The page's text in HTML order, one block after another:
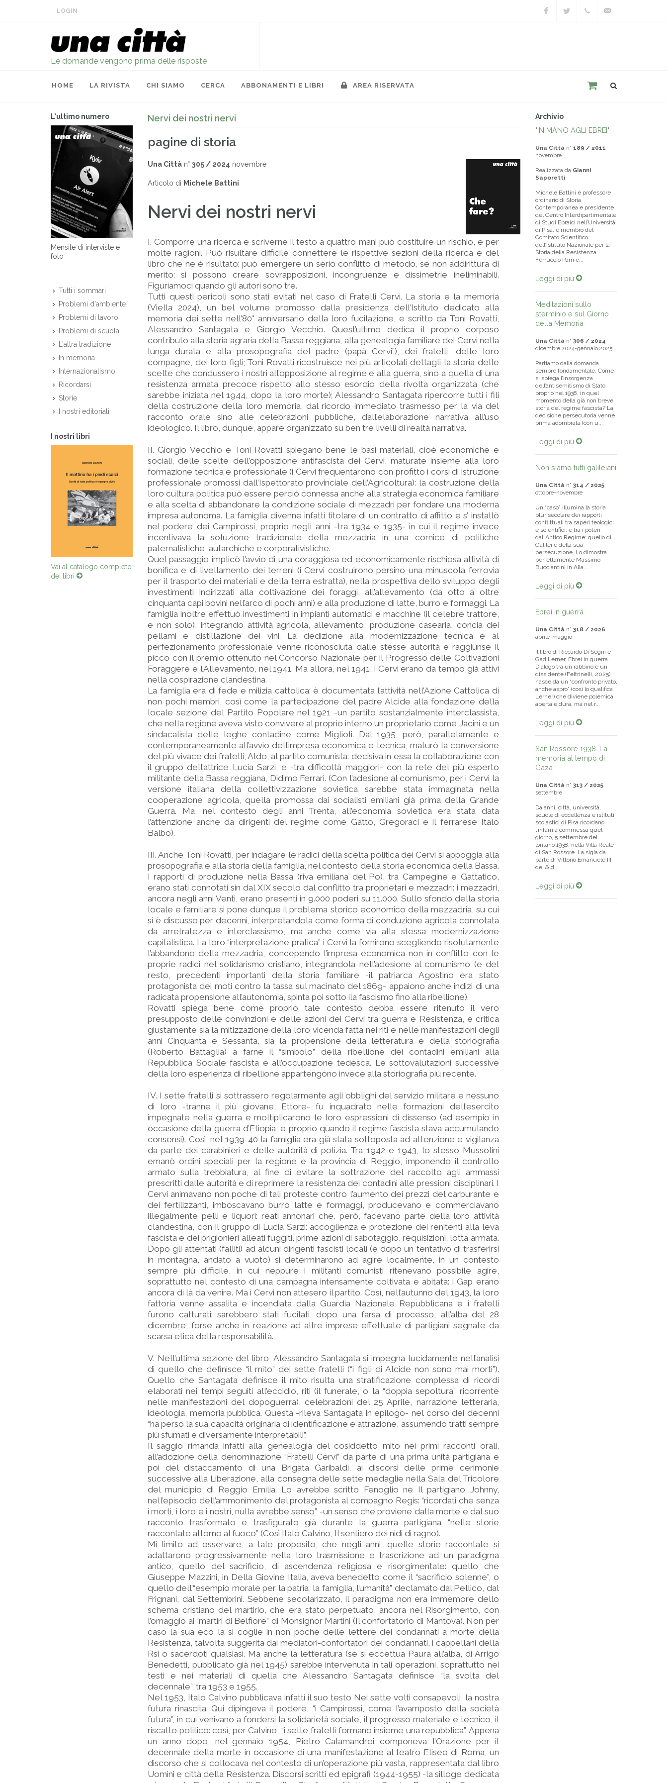
LOGIN
Le domande vengono prima delle risposte
HOME LA RIVISTA CHI SIAMO CERCA ABBONAMENTI E LIBRI AREA RISERVATA
L'ultimo numero
Mensile di interviste e
foto
Tutti i sommari
Problemi d'ambiente
Problemi di lavoro
Problemi di scuola
L'altra tradizione
In memoria
Internazionalismo
Ricordarsi
Storie
I nostri editoriali
I nostri libri
Vai al catalogo completo
dei libri
Nervi dei nostri nervi
pagine di storia
Una Città n° 305 / 2024 novembre
Articolo di Michele Battini
Nervi dei nostri nervi
I. Comporre una ricerca e scriverne il testo a quattro mani può costituire un rischio, e per
molte ragioni. Può risultare difficile connettere le rispettive sezioni della ricerca e del
libro che ne è risultato; può emergere un serio conflitto di metodo, se non addirittura di
merito; si possono creare sovrapposizioni, incongruenze e dissimetrie ineliminabili.
Figuriamoci quando gli autori sono tre.
Tutti questi pericoli sono stati evitati nel caso di Fratelli Cervi. La storia e la memoria
(Viella 2024), un bel volume promosso dalla presidenza dell’Istituto dedicato alla
memoria dei sette nell’80° anniversario della loro fucilazione, e scritto da Toni Rovatti,
Alessandro Santagata e Giorgio Vecchio. Quest’ultimo dedica il proprio corposo
contributo alla storia agraria della Bassa reggiana, alla genealogia familiare dei Cervi nella
lunga durata e alla prosopografia del padre (papà Cervi”), dei fratelli, delle loro
compagne, dei loro figli; Toni Rovatti ricostruisce nei più articolati dettagli la storia delle
scelte che condussero i nostri all’opposizione al regime e alla guerra, sino a quella di una
resistenza armata precoce rispetto allo stesso esordio della rivolta organizzata (che
sarebbe iniziata nel 1944, dopo la loro morte); Alessandro Santagata ripercorre tutti i fili
della costruzione della loro memoria, dal ricordo immediato trasmesso per la via del
racconto orale sino alle celebrazioni pubbliche, dall’elaborazione narrativa all’uso
ideologico. Il libro, dunque, appare organizzato su ben tre livelli di realtà narrativa.
II. Giorgio Vecchio e Toni Rovatti spiegano bene le basi materiali, cioè economiche e
sociali, delle scelte dell’opposizione antifascista dei Cervi, maturate insieme alla loro
formazione tecnica e professionale (i Cervi frequentarono con profitto i corsi di istruzione
professionale promossi dall’Ispettorato provinciale dell’Agricoltura): la costruzione della
loro cultura politica può essere perciò connessa anche alla strategia economica familiare
e alla scelta di abbandonare la condizione sociale di mezzadri per fondare una moderna
impresa autonoma. La famiglia divenne infatti titolare di un contratto di affitto e s’ installò
nel podere dei Campirossi, proprio negli anni -tra 1934 e 1935- in cui il regime invece
incentivava la soluzione tradizionale della mezzadria in una cornice di politiche
paternalistiche, autarchiche e corporativistiche.
Quel passaggio implicò l’avvio di una coraggiosa ed economicamente rischiosa attività di
bonifica e di livellamento dei terreni (i Cervi costruirono persino una minuscola ferrovia
per il trasporto dei materiali e della terra estratta), nella prospettiva dello sviluppo degli
investimenti indirizzati alla coltivazione dei foraggi, all’allevamento (da otto a oltre
cinquanta capi bovini nell’arco di pochi anni) e alla produzione di latte, burro e formaggi. La
famiglia inoltre effettuò investimenti in impianti automatici e macchine (il celebre trattore,
e non solo), integrando attività agricola, allevamento, produzione casearia, concia dei
pellami e distillazione dei vini. La dedizione alla modernizzazione tecnica e al
perfezionamento professionale venne riconosciuta dalle stesse autorità e raggiunse il
picco con il premio ottenuto nel Concorso Nazionale per il Progresso delle Coltivazioni
Foraggere e l’Allevamento, nel 1941. Ma allora, nel 1941, i Cervi erano da tempo già attivi
nella cospirazione clandestina.
La famiglia era di fede e milizia cattolica: è documentata l’attività nell’Azione Cattolica di
non pochi membri, così come la partecipazione del padre Alcide alla fondazione della
locale sezione del Partito Popolare nel 1921 -un partito sostanzialmente interclassista,
che nella regione aveva visto convivere al proprio interno un proprietario come Jacini e un
sindacalista delle leghe contadine come Miglioli. Dal 1935, però, parallelamente e
contemporaneamente all’avvio dell’impresa economica e tecnica, maturò la conversione
del più vivace dei fratelli, Aldo, al partito comunista: decisiva in essa la collaborazione con
il gruppo dell’attrice Lucia Sarzi, e -tra difficoltà maggiori- con la rete del più esperto
militante della Bassa reggiana, Didimo Ferrari. (Con l’adesione al comunismo, per i Cervi la
versione italiana della collettivizzazione sovietica sarebbe stata immaginata nella
cooperazione agricola, quella promossa dai socialisti emiliani già prima della Grande
Guerra. Ma, nel contesto degli anni Trenta, all’economia sovietica era stata data
l’attenzione anche da dirigenti del regime come Gatto, Gregoraci e il ferrarese Italo
Balbo).
III. Anche Toni Rovatti, per indagare le radici della scelta politica dei Cervi si appoggia alla
prosopografia e alla storia della famiglia, nel contesto della storia economica della Bassa.
I rapporti di produzione nella Bassa (riva emiliana del Po), tra Campegine e Gattatico,
erano stati connotati sin dal XIX secolo dal conflitto tra proprietari e mezzadri: i mezzadri,
ancora negli anni Venti, erano presenti in 9.000 poderi su 11.000. Sullo sfondo della storia
locale e familiare si pone dunque il problema storico economico della mezzadria, su cui
si è discusso per decenni, interpretandola come forma di conduzione agricola connotata
da arretratezza e interclassismo, ma anche come via alla stessa modernizzazione
capitalistica. La loro “interpretazione pratica” i Cervi la fornirono scegliendo risolutamente
l’abbandono della mezzadria, concependo l’impresa economica non in conflitto con le
proprie radici nel solidarismo cristiano, integrandola nell’adesione al comunismo (e del
resto, precedenti importanti della storia familiare -il patriarca Agostino era stato
protagonista dei moti contro la tassa sul macinato del 1869- appaiono anche indizi di una
radicata propensione all’autonomia, spinta poi sotto ila fascismo fino alla ribellione).
Rovatti spiega bene come proprio tale contesto debba essere ritenuto il vero
presupposto delle convinzioni e delle azioni dei Cervi tra guerra e Resistenza, e critica
giustamente sia la mitizzazione della loro vicenda fatta nei riti e nelle manifestazioni degli
anni Cinquanta e Sessanta, sia la propensione della letteratura e della storiografia
(Roberto Battaglia) a farne il “simbolo” della ribellione dei contadini emiliani alla
Repubblica Sociale fascista e all’occupazione tedesca. Le sottovalutazioni successive
della loro esperienza di ribellione appartengono invece alla storiografia più recente.
IV. I sette fratelli si sottrassero regolarmente agli obblighi del servizio militare e nessuno
di loro -tranne il più giovane, Ettore- fu inquadrato nelle formazioni dell’esercito
impegnate nella guerra e moltiplicarono le loro espressioni di dissenso (ad esempio in
occasione della guerra d’Etiopia, e proprio quando il regime fascista stava accumulando
consensi). Così, nel 1939-40 la famiglia era già stata sottoposta ad attenzione e vigilanza
da parte dei carabinieri e delle autorità di polizia. Tra 1942 e 1943, lo stesso Mussolini
emanò ordini speciali per la regione e la provincia di Reggio, imponendo il controllo
armato sulla trebbiatura, al fine di evitare la sottrazione del raccolto agli ammassi
prescritti dalle autorità e di reprimere la resistenza dei contadini alle pressioni disciplinari. I
Cervi animavano non poche di tali proteste contro l’aumento dei prezzi del carburante e
dei fertilizzanti, imboscavano burro latte e formaggi, producevano e commerciavano
illegalmente pelli e liquori: reati annonari che, però, facevano parte della loro attività
clandestina, con il gruppo di Lucia Sarzi: accoglienza e protezione dei renitenti alla leva
fascista e dei prigionieri alleati fuggiti, prime azioni di sabotaggio, requisizioni, lotta armata.
Dopo gli attentati (falliti) ad alcuni dirigenti fascisti locali (e dopo un tentativo di trasferirsi
in montagna, andato a vuoto) si determinarono ad agire localmente, in un contesto
sempre più difficile, in cui neppure i militanti comunisti ritenevano possibile agire,
soprattutto nel contesto di una campagna intensamente coltivata e abitata: i Gap erano
ancora di là da venire. Ma i Cervi non attesero il partito. Così, nell’autunno del 1943, la loro
fattoria venne assalita e incendiata dalla Guardia Nazionale Repubblicana e i fratelli
furono catturati: sarebbero stati fucilati, dopo una farsa di processo, all’alba del 28
dicembre, forse anche in reazione ad altre imprese effettuate di partigiani segnate da
scarsa etica della responsabilità.
V. Nell’ultima sezione del libro, Alessandro Santagata si impegna lucidamente nell’analisi
di quello che definisce “il mito” dei sette fratelli (“i figli di Alcide non sono mai morti”).
Quello che Santagata definisce il mito risulta una stratificazione complessa di ricordi
elaborati nei tempi seguiti all’eccidio, riti (il funerale, o la “doppia sepoltura” ricorrente
nelle manifestazioni del dopoguerra), celebrazioni del 25 Aprile, narrazione letteraria,
ideologia, memoria pubblica. Questa -rileva Santagata in epilogo- nel corso dei decenni
“ha perso la sua capacità originaria di identificazione e attrazione, assumendo tratti sempre
più sfumati e diversamente interpretabili”.
Il saggio rimanda infatti alla genealogia del cosiddetto mito nei primi racconti orali,
all’adozione della denominazione “Fratelli Cervi” da parte di una prima unità partigiana e
poi del distaccamento di una Brigata Garibaldi, ai discorsi delle prime cerimonie
successive alla Liberazione, alla consegna delle sette medaglie nella Sala del Tricolore
del municipio di Reggio Emilia. Lo avrebbe scritto Fenoglio ne Il partigiano Johnny,
nell’episodio dell’ammonimento del protagonista al compagno Regis: “ricordati che senza
i morti, i loro e i nostri, nulla avrebbe senso” -un senso che proviene dalla morte e dal suo
racconto trasformato e trasfigurato già durante la guerra partigiana “nelle storie
raccontate attorno al fuoco” (Così Italo Calvino, Il sentiero dei nidi di ragno).
Mi limito ad osservare, a tale proposito, che negli anni, quelle storie raccontate si
adattarono progressivamente nella loro trasmissione e trascrizione ad un paradigma
antico, quello del sacrificio, di ascendenza religiosa e risorgimentale: quello che
Giuseppe Mazzini, in Della Giovine Italia, aveva benedetto come il “sacrificio solenne”, o
quello dell’“esempio morale per la patria, la famiglia, l’umanità” declamato dal Pellico, dal
Frignani, dal Settembrini. Sebbene secolarizzato, il paradigma non era immemore dello
schema cristiano del martirio, che era stato perpetuato, ancora nel Risorgimento, con
l’omaggio ai “martiri di Belfiore” di Monsignor Martini (Il confortatorio di Mantova). Non per
caso la sua eco la si coglie in non poche delle lettere dei condannati a morte della
Resistenza, talvolta suggerita dai mediatori-confortatori dei condannati, i cappellani della
Rsi o sacerdoti qualsiasi. Ma anche la letteratura (se si eccettua Paura all’alba, di Arrigo
Benedetti, pubblicato già nel 1945) sarebbe intervenuta in tali operazioni, soprattutto nei
testi e nei materiali di quella che Alessandro Santagata definisce “la svolta del
decennale”, tra 1953 e 1955.
Nel 1953, Italo Calvino pubblicava infatti il suo testo Nei sette volti consapevoli, la nostra
futura rinascita. Qui dipingeva il podere, “i Campirossi, come l’avamposto della società
futura”, in cui venivano a fondersi la solidarietà sociale, il progresso materiale e tecnico, il
riscatto politico: così, per Calvino, “i sette fratelli formano insieme una repubblica”. Appena
un anno dopo, nel gennaio 1954, Pietro Calamandrei componeva l’Orazione per il
decennale della morte in occasione di una manifestazione al teatro Eliseo di Roma, un
discorso che si collocava nel contesto di un’operazione più vasta, rappresentata dal libro
Uomini e città della Resistenza. Discorsi scritti ed epigrafi (1944-1955) -la silloge dedicata
Archivio
"IN MANO AGLI EBREI"
Una Città n° 189 / 2011
novembre
Realizzata da Gianni
Saporetti
Michele Battini è professore
ordinario di Storia
Contemporanea e presidente
del Centro Interdipartimentale
di Studi Ebraici nell’Università
di Pisa. è membro del
Comitato Scientifico
dell’Istituto Nazionale per la
Storia della Resistenza
Ferruccio Parri e...
Leggi di più
Meditazioni sullo
sterminio e sul Giorno
della Memoria
Una Città n° 306 / 2024
dicembre 2024-gennaio 2025
Partiamo dalla domanda
sempre fondamentale. Come
si spiega l’insorgenza
dell’antisemitismo di Stato
proprio nel 1938, in quel
momento della già non breve
storia del regime fascista? La
decisione persecutoria venne
prima adombrata (con u...
Leggi di più
Non siamo tutti galileiani
Una Città n° 314 / 2025
ottobre-novembre
Un “caso” illumina la storia
plurisecolare dei rapporti
conflittuali tra saperi teologici
e scientifici, e tra i poteri
dall’Antico Regime: quello di
Galilei e della sua
persecuzione. Lo dimostra
perfettamente Massimo
Bucciantini in Alla...
Leggi di più
Ebrei in guerra
Una Città n° 318 / 2026
aprile-maggio
Il libro di Riccardo Di Segni e
Gad Lerner, Ebrei in guerra.
Dialogo tra un rabbino e un
dissidente (Feltrinelli, 2025)
nasce da un “confronto privato,
anche aspro” (così lo qualifica
Lerner) che diviene polemica
aperta e dura, ma nel r...
Leggi di più
San Rossore 1938. La
memoria al tempo di
Gaza
Una Città n° 313 / 2025
settembre
Da anni, città, università,
scuole di eccellenza e istituti
scolastici di Pisa ricordano
l’infamia commessa quel
giorno, 5 settembre del
lontano 1938, nella Villa Reale
di San Rossore. La sigla da
parte di Vittorio Emanuele III
dei &ld...
Leggi di più